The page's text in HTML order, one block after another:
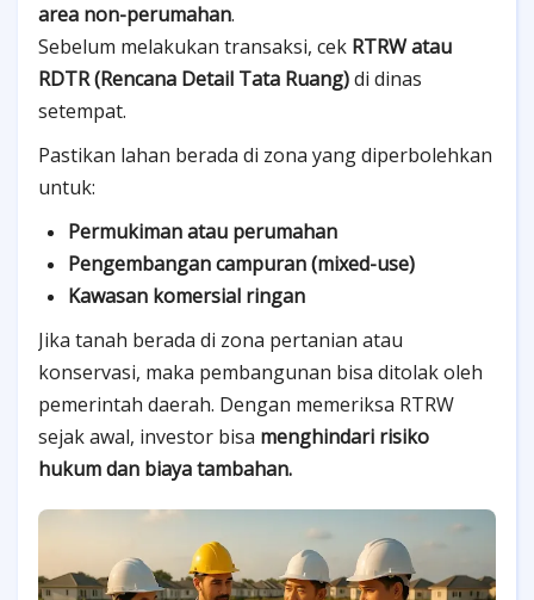
area non-perumahan.
Sebelum melakukan transaksi, cek RTRW atau
RDTR (Rencana Detail Tata Ruang)di dinas
setempat.
Pastikan lahan berada di zona yang diperbolehkan
untuk:
Permukiman atau perumahan
Pengembangan campuran (mixed-use)
Kawasan komersial ringan
Jika tanah berada di zona pertanian atau
konservasi, maka pembangunan bisa ditolak oleh
pemerintah daerah. Dengan memeriksa RTRW
sejak awal, investor bisa menghindari risiko
hukum dan biaya tambahan.